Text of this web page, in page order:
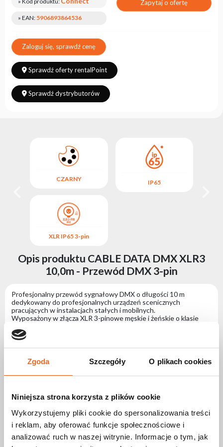
Zgoda Szczegóły O plikach cookies
Niniejsza strona korzysta z plików cookie
Wykorzystujemy pliki cookie do spersonalizowania treści
i reklam, aby oferować funkcje społecznościowe i
analizować ruch w naszej witrynie. Informacje o tym, jak
» EAN: 5906893864536
Zapytaj o ofertę
Zaloguj się, sprawdź cenę
Sprawdź oferty rentalPoint
Sprawdź dystrybutorów
CZARNY
XLR IP65 3-pin
IP65
Opis produktu CABLE DATA DMX XLR3
10,0m - Przewód DMX 3-pin
Profesjonalny przewód sygnałowy DMX o długości 10 m
dedykowany do profesjonalnych urządzeń scenicznych
pracujących w instalacjach stałych i mobilnych.
Wyposażony w złącza XLR 3-pinowe męskie i żeńskie o klasie
sygnału sterującego DMX.
Przewód cechuje się wysoką jakością oraz niezawodnością
podczas intensywnej eksploatacji, znacząco ułatwiając i
przyspieszając instalację systemów oświetleniowych.
Specyfikacja CABLE DATA DMX XLR3 10,0m
- Przewód DMX 3-pin
Złącza